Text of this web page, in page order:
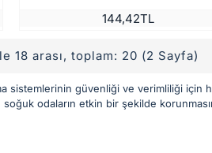
sistemlerinin güvenliği ve verimliliği için
odaların etkin bir şekilde
144,42TL
18 arası, toplam: 20 (2 Sayfa)